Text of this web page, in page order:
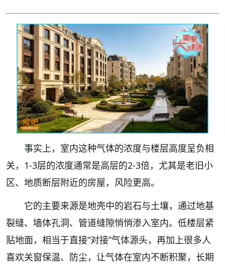
事实上，室内这种气体的浓度与楼层高度呈负相
关，1-3层的浓度通常是高层的2-3倍，尤其是老旧小
区、地质断层附近的房屋，风险更高。
它的主要来源是地壳中的岩石与土壤，通过地基
裂缝、墙体孔洞、管道缝隙悄悄渗入室内。低楼层紧
贴地面，相当于直接“对接”气体源头，再加上很多人
喜欢关窗保温、防尘，让气体在室内不断积聚，长期